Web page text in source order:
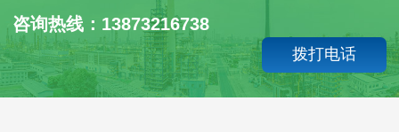
咨询热线：13873216738
拨打电话